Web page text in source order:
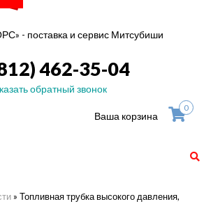
- поставка и сервис Митсубиши
462-35-04
обратный звонок
Ваша корзина
0
» Топливная трубка высокого давления,